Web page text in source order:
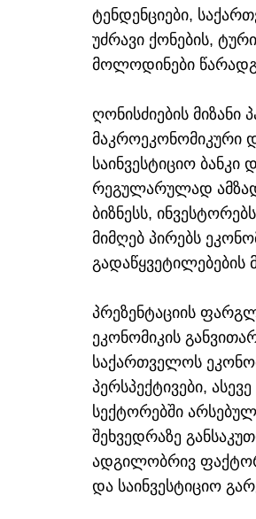
ტენდენციები,
უძრავი ქონების,
მოლოდინები
ღონისძიების მიზანი
მაკროეკონომიკური
საინვესტიციო
რეგულარულად
ბიზნესს,
მიმღებ პირებს
გადაწყვეტილებების
პრეზენტაციის
ეკონომიკის
საქართველოს
პერსპექტივები,
სექტორებში
შეხვედრაზე
ადგილობრივ
და საინვესტიციო